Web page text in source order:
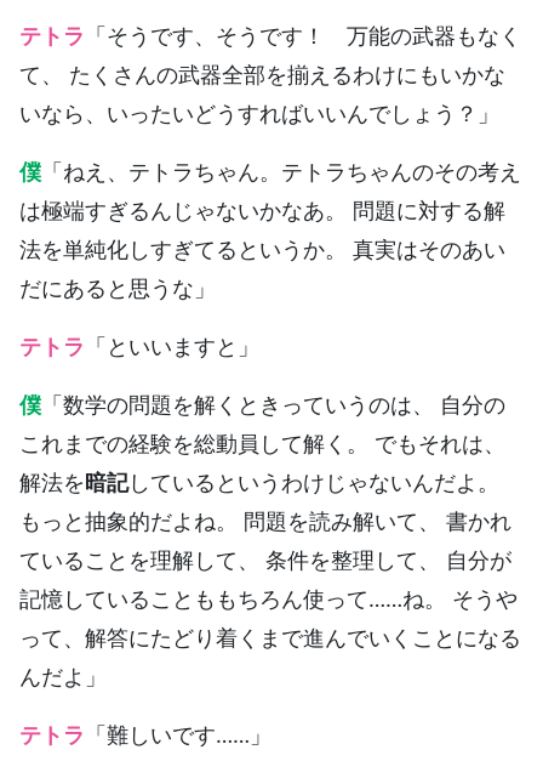
テトラ 「そうです、そうです！ 万能の武器もなく
て、 たくさんの武器全部を揃えるわけにもいかな
いなら、いったいどうすればいいんでしょう？」
僕 「ねえ、テトラちゃん。テトラちゃんのその考え
は極端すぎるんじゃないかなあ。 問題に対する解
法を単純化しすぎてるというか。 真実はそのあい
だにあると思うな」
テトラ 「といいますと」
僕 「数学の問題を解くときっていうのは、 自分の
これまでの経験を総動員して解く。 でもそれは、
解法を暗記しているというわけじゃないんだよ。
もっと抽象的だよね。 問題を読み解いて、 書かれ
ていることを理解して、 条件を整理して、 自分が
記憶していることももちろん使って……ね。 そうや
って、解答にたどり着くまで進んでいくことになる
んだよ」
テトラ 「難しいです……」